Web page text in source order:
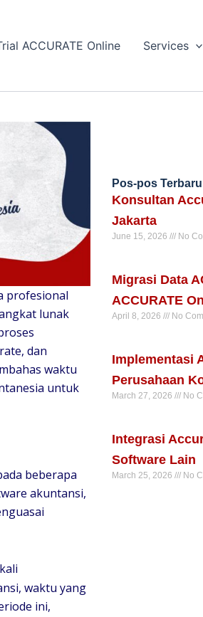
ACCURATE Online Services
profesional
lunak
dan
waktu
untuk
beberapa
akuntansi,
waktu yang
ini,
Pos-pos Terbaru
Konsultan
Jakarta
June 15, 2026 No
Migrasi Data
ACCURATE
April 8, 2026 No
Implementasi
Perusahaan
March 27, 2026 No
Integrasi
Software Lain
March 25, 2026 No